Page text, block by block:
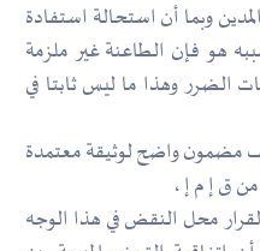
وبما أن استحالة استفادة
هو فإن الطاعنة غير ملزمة
الضرر وهذا ما ليس ثابتا في
مضمون واضح لوثيقة معتمدة
محل النقض في هذا الوجه